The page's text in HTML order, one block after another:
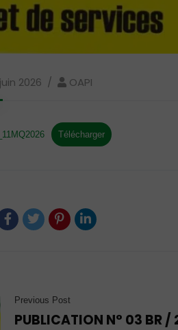
2026 OAPI
Télécharger
Previous Post
PUBLICATION N° 03 BR